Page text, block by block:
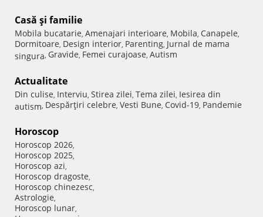
Casă şi familie
Mobila bucatarie, Amenajari interioare, Mobila, Canapele,
Dormitoare, Design interior, Parenting, Jurnal de mama
singura, Gravide, Femei curajoase, Autism
Actualitate
Din culise, Interviu, Stirea zilei, Tema zilei, Iesirea din
autism, Despărţiri celebre, Vesti Bune, Covid-19, Pandemie
Horoscop
Horoscop 2026,
Horoscop 2025,
Horoscop azi,
Horoscop dragoste,
Horoscop chinezesc,
Astrologie,
Horoscop lunar,